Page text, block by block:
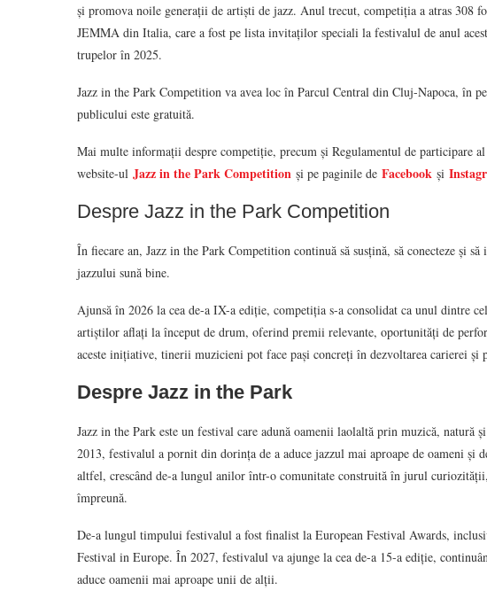
și promova noile generații de artiști de jazz. Anul trecut, competiția a atras 308
JEMMA din Italia, care a fost pe lista invitaților speciali la festivalul de anul
trupelor în 2025.
Jazz in the Park Competition va avea loc în Parcul Central din Cluj-Napoca, în
publicului este gratuită.
Mai multe informații despre competiție, precum și Regulamentul de participare
website-ul Jazz in the Park Competition și pe paginile de Facebook și
Despre Jazz in the Park Competition
În fiecare an, Jazz in the Park Competition continuă să susțină, să conecteze și
jazzului sună bine.
Ajunsă în 2026 la cea de-a IX-a ediție, competiția s-a consolidat ca unul dintre
artiștilor aflați la început de drum, oferind premii relevante, oportunități de
aceste inițiative, tinerii muzicieni pot face pași concreți în dezvoltarea carierei
Despre Jazz in the Park
Jazz in the Park este un festival care adună oamenii laolaltă prin muzică, natură
2013, festivalul a pornit din dorința de a aduce jazzul mai aproape de oameni și
altfel, crescând de-a lungul anilor într-o comunitate construită în jurul
împreună.
De-a lungul timpului festivalul a fost finalist la European Festival Awards,
Festival in Europe. În 2027, festivalul va ajunge la cea de-a 15-a ediție,
aduce oamenii mai aproape unii de alții.